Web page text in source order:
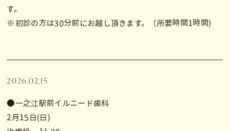
す。
※初診の方は30分前にお越し頂きます。（所要時間1時間)
2026.02.15
●一之江駅前イルニード歯科
2月15日(日)